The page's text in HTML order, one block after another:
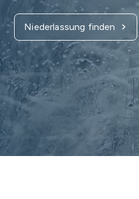
Niederlassung finden